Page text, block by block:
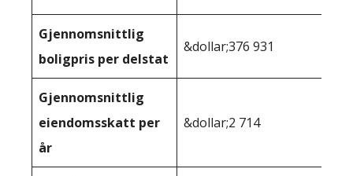
Gjennomsnittlig
boligpris per delstat
&dollar;376 931
Gjennomsnittlig
eiendomsskatt per
år
&dollar;2 714